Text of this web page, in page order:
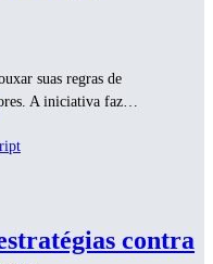
suas regras de
A iniciativa faz…
contra